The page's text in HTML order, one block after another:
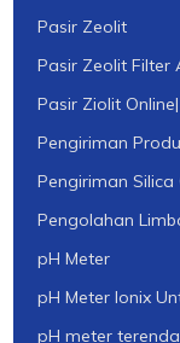
Pasir Zeolit
Pasir Zeolit Filter
Pasir Ziolit
Pengiriman
Pengiriman Silica
Pengolahan
pH Meter
pH Meter Ionix
pH meter